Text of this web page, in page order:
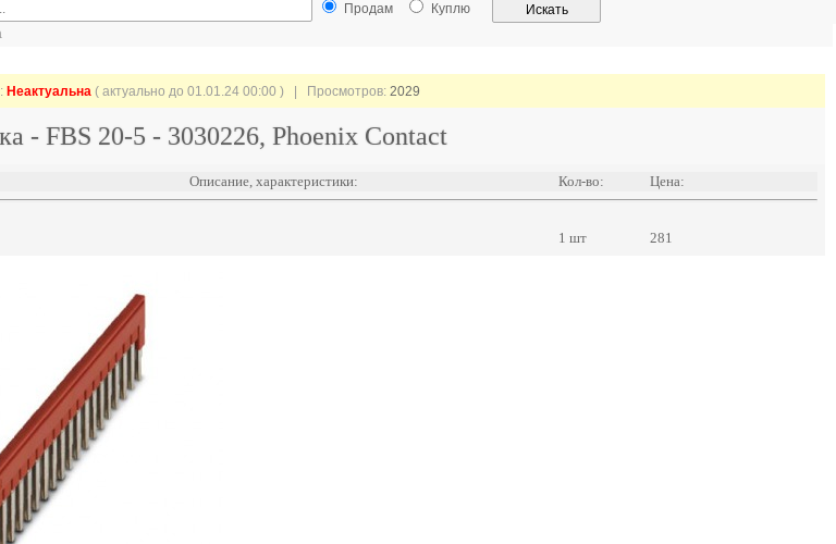
Продам
Куплю
Неактуальна ( актуально до 01.01.24 00:00 ) | Просмотров: 2029
- FBS 20-5 - 3030226, Phoenix Contact
Описание, характеристики: Кол-во: Цена:
1 шт 281